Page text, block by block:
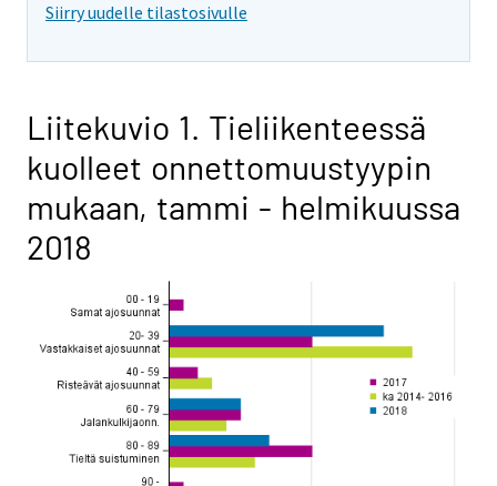
Siirry uudelle tilastosivulle
Liitekuvio 1. Tieliikenteessä
kuolleet onnettomuustyypin
mukaan, tammi - helmikuussa
2018